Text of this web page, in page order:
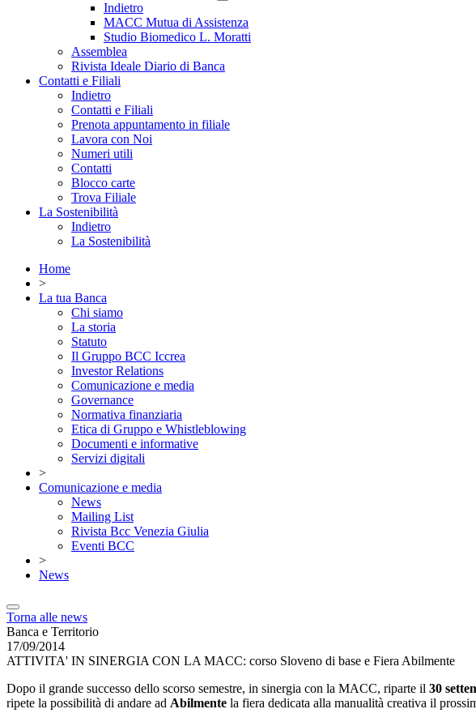
Indietro
MACC Mutua di Assistenza
Studio Biomedico L. Moratti
Assemblea
Rivista Ideale Diario di Banca
Contatti e Filiali
Indietro
Contatti e Filiali
Prenota appuntamento in filiale
Lavora con Noi
Numeri utili
Contatti
Blocco carte
Trova Filiale
La Sostenibilità
Indietro
La Sostenibilità
Home
>
La tua Banca
Chi siamo
La storia
Statuto
Il Gruppo BCC Iccrea
Investor Relations
Comunicazione e media
Governance
Normativa finanziaria
Etica di Gruppo e Whistleblowing
Documenti e informative
Servizi digitali
>
Comunicazione e media
News
Mailing List
Rivista Bcc Venezia Giulia
Eventi BCC
>
News
Torna alle news
Banca e Territorio
17/09/2014
ATTIVITA' IN SINERGIA CON LA MACC: corso Sloveno di base e Fiera Abilmente
Dopo il grande successo dello scorso semestre, in sinergia con la MACC, riparte il 30
ripete la possibilità di andare ad Abilmente la fiera dedicata alla manualità creativa il